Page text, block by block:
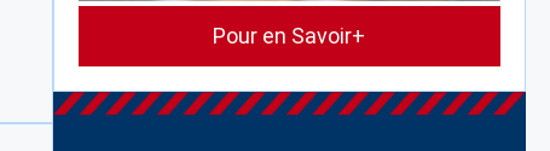
Pour en Savoir+